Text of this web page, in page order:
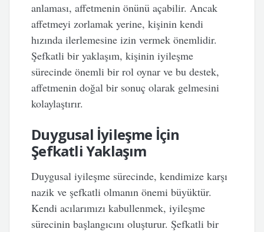
anlaması, affetmenin önünü açabilir. Ancak
affetmeyi zorlamak yerine, kişinin kendi
hızında ilerlemesine izin vermek önemlidir.
Şefkatli bir yaklaşım, kişinin iyileşme
sürecinde önemli bir rol oynar ve bu destek,
affetmenin doğal bir sonuç olarak gelmesini
kolaylaştırır.
Duygusal İyileşme İçin
Şefkatli Yaklaşım
Duygusal iyileşme sürecinde, kendimize karşı
nazik ve şefkatli olmanın önemi büyüktür.
Kendi acılarımızı kabullenmek, iyileşme
sürecinin başlangıcını oluşturur. Şefkatli bir